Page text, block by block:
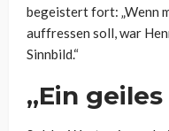
begeistert fort: „Wenn
auffressen soll, war
Sinnbild.“
„Ein